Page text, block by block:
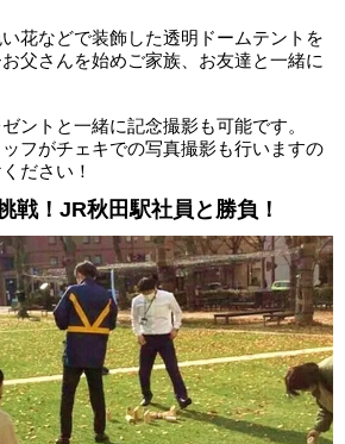
花などで装飾した透明ドームテントを
父さんを始めご家族、お友達と一緒に
ントと一緒に記念撮影も可能です。
フがチェキでの写真撮影も行いますの
ださい！
戦！JR秋田駅社員と勝負！